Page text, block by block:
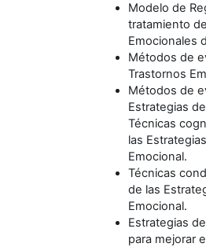
Modelo de
tratamiento
Emocionales
Métodos de
Trastornos
Métodos de
Estrategias
Técnicas
las
Emocional.
Técnicas
de las
Emocional.
Estrategias
para mejorar